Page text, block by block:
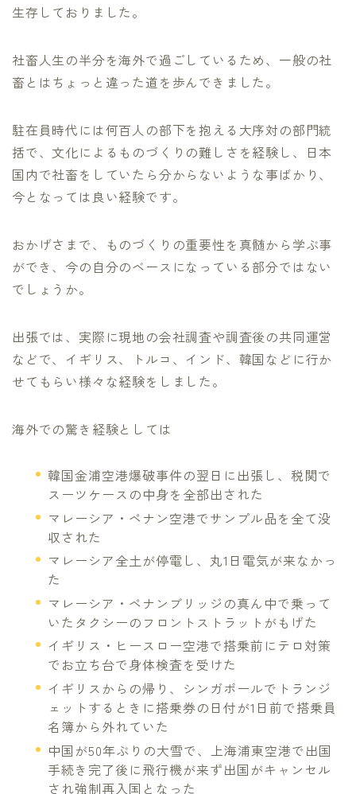
生存しておりました。
社畜人生の半分を海外で過ごしているため、一般の社
畜とはちょっと違った道を歩んできました。
駐在員時代には何百人の部下を抱える大序対の部門統
括で、文化によるものづくりの難しさを経験し、日本
国内で社畜をしていたら分からないような事ばかり、
今となっては良い経験です。
おかげさまで、ものづくりの重要性を真髄から学ぶ事
ができ、今の自分のベースになっている部分ではない
でしょうか。
出張では、実際に現地の会社調査や調査後の共同運営
などで、イギリス、トルコ、インド、韓国などに行か
せてもらい様々な経験をしました。
海外での驚き経験としては
韓国金浦空港爆破事件の翌日に出張し、税関で
スーツケースの中身を全部出された
マレーシア・ペナン空港でサンプル品を全て没
収された
マレーシア全土が停電し、丸1日電気が来なかっ
た
マレーシア・ペナンブリッジの真ん中で乗って
いたタクシーのフロントストラットがもげた
イギリス・ヒースロー空港で搭乗前にテロ対策
でお立ち台で身体検査を受けた
イギリスからの帰り、シンガポールでトランジ
ェットするときに搭乗券の日付が1日前で搭乗員
名簿から外れていた
中国が50年ぶりの大雪で、上海浦東空港で出国
手続き完了後に飛行機が来ず出国がキャンセル
され強制再入国となった